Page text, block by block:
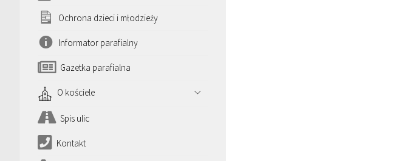
Ochrona dzieci i młodzieży
Informator parafialny
Gazetka parafialna
O kościele
Spis ulic
Kontakt